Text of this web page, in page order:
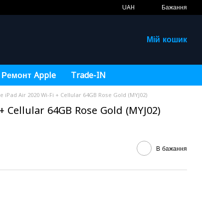
UAH Бажання
Мій кошик
Ремонт Apple Trade-IN
iPad Air 2020 Wi-Fi + Cellular 64GB Rose Gold (MYJ02)
64GB Rose Gold (MYJ02)
В бажання